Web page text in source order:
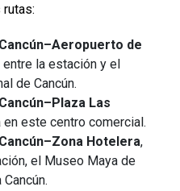
de
entre la estación y el
de Cancún.
Las
en este centro comercial.
Hotelera,
el Museo Maya de